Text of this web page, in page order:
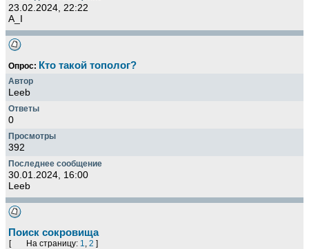
23.02.2024, 22:22
A_I
Опрос: Кто такой тополог?
Leeb
0
392
30.01.2024, 16:00
Leeb
Поиск сокровища
[ На страницу: 1, 2 ]